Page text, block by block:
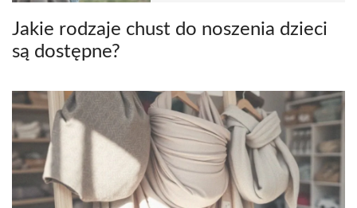
Jakie rodzaje chust do noszenia dzieci
są dostępne?